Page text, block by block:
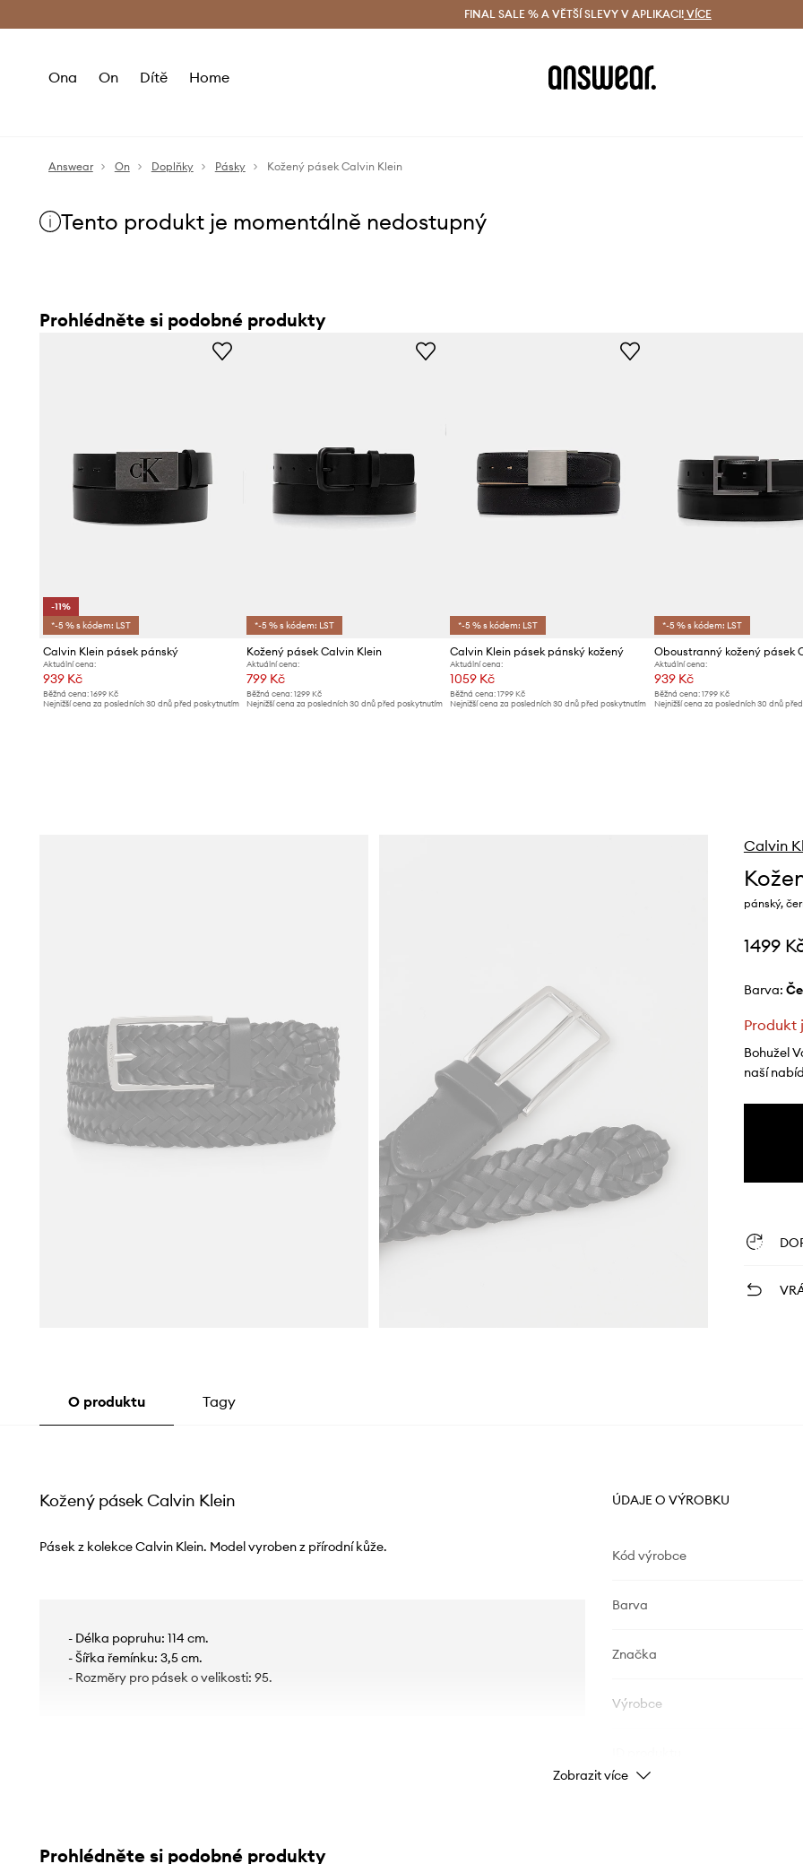
Doručení a vrácení zdarma (od 1800 Kč) Doručení i do 24 h
FINAL SALE % A VĚTŠÍ SLEVY V APLIKACI! VÍCE
Ona On Dítě Home
Answear On Doplňky Pásky Kožený pásek Calvin Klein
Tento produkt je momentálně nedostupný
Prohlédněte si podobné produkty
-11%
*-5 % s kódem: LST
Calvin Klein pásek pánský
Aktuální cena:
939 Kč
Běžná cena: 1699 Kč
Nejnižší cena za posledních 30 dnů před poskytnutím
*-5 % s kódem: LST
Kožený pásek Calvin Klein
Aktuální cena:
799 Kč
Běžná cena:1299 Kč
Nejnižší cena za posledních 30 dnů před poskytnutím
*-5 % s kódem: LST
Calvin Klein pásek pánský kožený
Aktuální cena:
1059 Kč
Běžná cena: 1799 Kč
Nejnižší cena za posledních 30 dnů před poskytnutím
*-5 % s kódem: LST
Aktuální cena:
939 Kč
Běžná cena: 1799 Kč
Nejnižší cena za posledních 30 dnů
Calvin
pánský,
1499
Barva:
Produkt
Bohužel
naší
O produktu Tagy
Kožený pásek Calvin Klein
Pásek z kolekce Calvin Klein. Model vyroben z přírodní kůže.
- Délka popruhu: 114 cm.
- Šířka řemínku: 3,5 cm.
- Rozměry pro pásek o velikosti: 95.
ÚDAJE O VÝROBKU
Kód výrobce
Barva
Značka
Výrobce
Zobrazit více
Prohlédněte si podobné produkty